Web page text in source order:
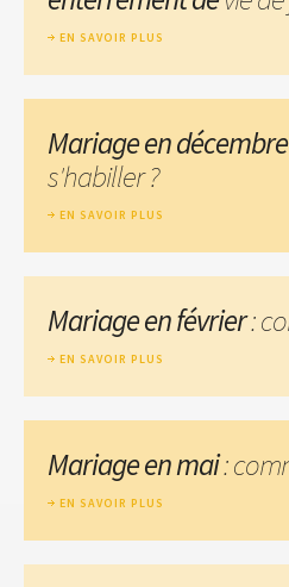
EN SAVOIR PLUS
Mariage en décembre
s'habiller ?
EN SAVOIR PLUS
Mariage en février:
EN SAVOIR PLUS
Mariage en mai:
EN SAVOIR PLUS